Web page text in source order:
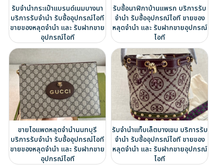
รับจำนำกระเป๋าแบรนด์เนมบางนา
บริการรับจำนำ รับซื้ออุปกรณ์ไอที
ขายของหลุดจำนำ และ รับฝากขาย
อุปกรณ์ไอที
รับซื้อนาฬิกาบ้านแพรก บริการรับ
จำนำ รับซื้ออุปกรณ์ไอที ขายของ
หลุดจำนำ และ รับฝากขายอุปกรณ์
ไอที
ขายไอแพดหลุดจำนำนนทบุรี
บริการรับจำนำ รับซื้ออุปกรณ์ไอที
ขายของหลุดจำนำ และ รับฝากขาย
อุปกรณ์ไอที
รับจำนำแท็บเล็ตบางเขน บริการรับ
จำนำ รับซื้ออุปกรณ์ไอที ขายของ
หลุดจำนำ และ รับฝากขายอุปกรณ์
ไอที